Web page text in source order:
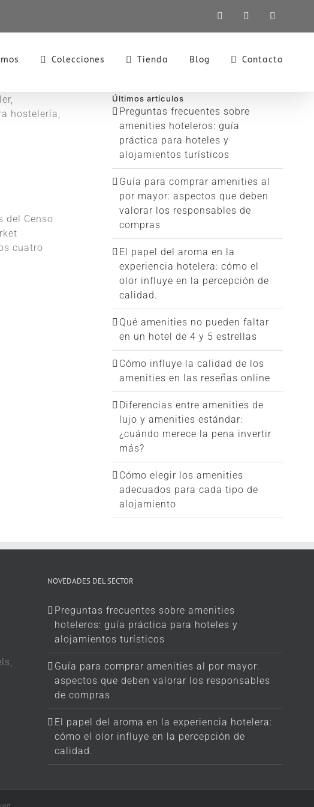
LinkedIn
X Instagram
Colecciones Tienda Blog Contacto
hostelería,
del Censo
cuatro
Últimos artículos
Preguntas frecuentes sobre
amenities hoteleros: guía
práctica para hoteles y
alojamientos turísticos
Guía para comprar amenities al
por mayor: aspectos que deben
valorar los responsables de
compras
El papel del aroma en la
experiencia hotelera: cómo el
olor influye en la percepción de
calidad.
Qué amenities no pueden faltar
en un hotel de 4 y 5 estrellas
Cómo influye la calidad de los
amenities en las reseñas online
Diferencias entre amenities de
lujo y amenities estándar:
¿cuándo merece la pena invertir
más?
Cómo elegir los amenities
adecuados para cada tipo de
alojamiento
NOVEDADES DEL SECTOR
Preguntas frecuentes sobre amenities
hoteleros: guía práctica para hoteles y
alojamientos turísticos
Guía para comprar amenities al por mayor:
aspectos que deben valorar los responsables
de compras
El papel del aroma en la experiencia hotelera:
cómo el olor influye en la percepción de
calidad.